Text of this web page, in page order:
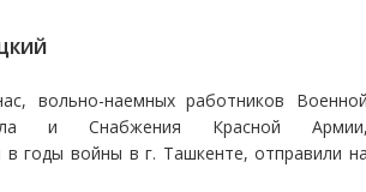
вольно-наемных работников
и Снабжения Красной
в годы войны в г. Ташкенте, отправили